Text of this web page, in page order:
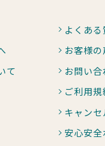
て
よくある
お客様の
お問い合
ご利用規
キャンセ
安心安全